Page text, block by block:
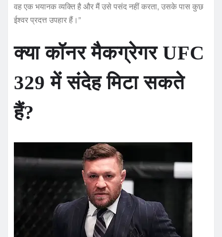
वह एक भयानक व्यक्ति है और मैं उसे पसंद नहीं करता, उसके पास कुछ
ईश्वर प्रदत्त उपहार हैं।”
क्या कॉनर मैकग्रेगर UFC
329 में संदेह मिटा सकते
हैं?